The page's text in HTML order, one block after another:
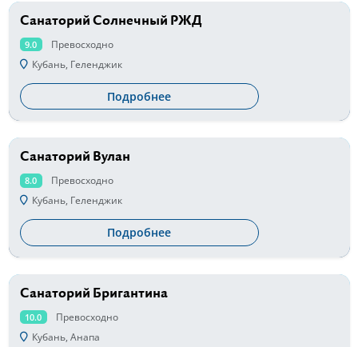
от 2900 руб
Санаторий Солнечный РЖД
9.0
Превосходно
Кубань, Геленджик
Подробнее
от 3600 руб
Санаторий Вулан
8.0
Превосходно
Кубань, Геленджик
Подробнее
от 3800 руб
Санаторий Бригантина
10.0
Превосходно
Кубань, Анапа